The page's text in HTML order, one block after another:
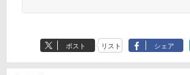
ポスト リスト シェア